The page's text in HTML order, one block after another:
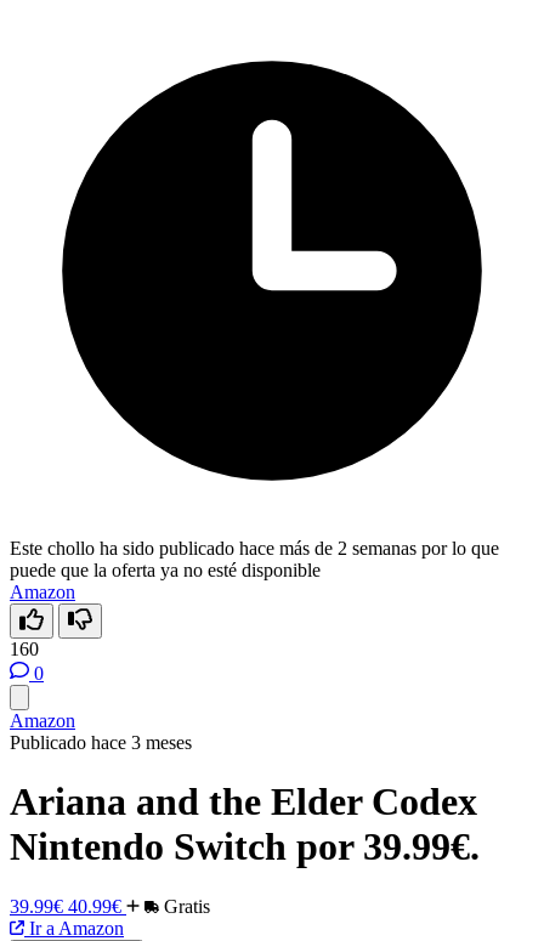
Este chollo ha sido publicado hace más de 2 semanas por lo que
puede que la oferta ya no esté disponible
Amazon
160
0
Amazon
Publicado hace 3 meses
Ariana and the Elder Codex
Nintendo Switch por 39.99€.
39.99€ 40.99€
Gratis
Ir a Amazon